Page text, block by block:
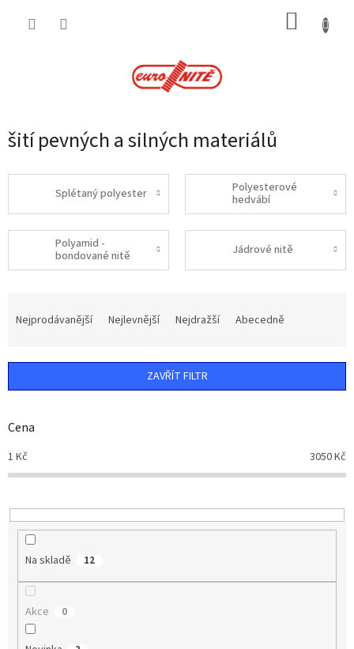
šití pevných a silných materiálů
Splétaný polyester
Polyesterové
hedvábí
Polyamid -
bondované nitě
Jádrové nitě
í
r
d
u
t
ů
Nejprodávanější Nejlevnější Nejdražší Abecedně
ZAVŘÍT FILTR
Cena
1 Kč 3050Kč
Na skladě 12
Akce 0